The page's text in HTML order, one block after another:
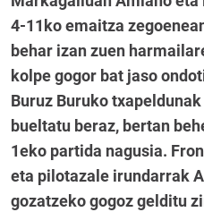
4-11ko emaitza
behar izan zuen
kolpe gogor bat jaso
Buruz Buruko
bueltatu beraz, bertan
1eko partida nagusia.
eta pilotazale irundarrak
gozatzeko gogoz gelditu